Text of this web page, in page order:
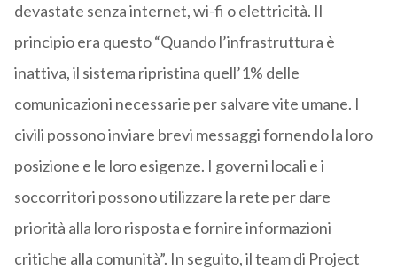
devastate senza internet,wi-fi o elettricità. Il
principio era questo “Quando l’infrastruttura è
inattiva, il sistema ripristina quell’1% delle
comunicazioni necessarie per salvare vite umane. I
civili possono inviare brevi messaggi fornendo la loro
posizione e le loro esigenze. I governi locali e i
soccorritori possono utilizzare la rete per dare
priorità alla loro risposta e fornire informazioni
critiche alla comunità”. In seguito, il team di Project